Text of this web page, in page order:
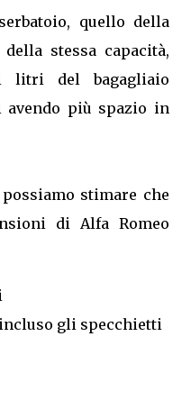
quello della
stessa capacità,
i litri del bagagliaio
avendo più spazio in
stimare che
di Alfa Romeo
gli specchietti